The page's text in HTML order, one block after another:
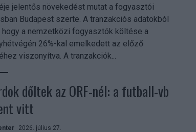
jelentős növekedést mutat a fogyasztói
Budapest szerte. A tranzakciós adatokból
hogy a nemzetközi fogyasztók költése a
26%-kal emelkedett az előző
viszonyítva. A tranzakciók...
dőltek az ORF-nél: a futball-vb
vitt
2026. július 27.